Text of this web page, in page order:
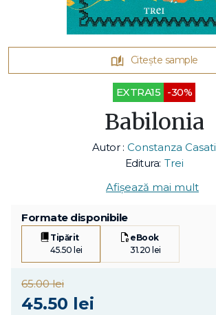
Citește sample
EXTRA15 -30%
Babilonia
Autor : Constanza Casati
Editura: Trei
Afișează mai mult
Formate disponibile
Tipărit
45.50 lei
eBook
31.20 lei
65.00 lei
45.50 lei